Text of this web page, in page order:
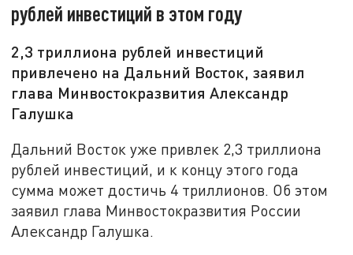
рублей инвестиций в этом году
2,3 триллиона рублей инвестиций
привлечено на Дальний Восток, заявил
глава Минвостокразвития Александр
Галушка
Дальний Восток уже привлек 2,3 триллиона
рублей инвестиций, и к концу этого года
сумма может достичь 4 триллионов. Об этом
заявил глава Минвостокразвития России
Александр Галушка.